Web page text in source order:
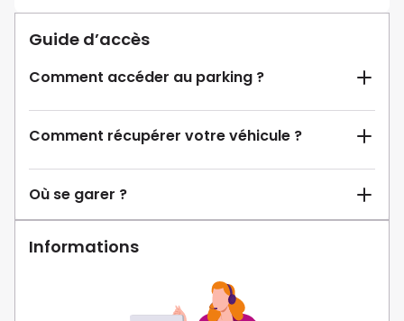
Guide d’accès
Comment accéder au parking ?
Comment récupérer votre véhicule ?
Où se garer ?
Informations